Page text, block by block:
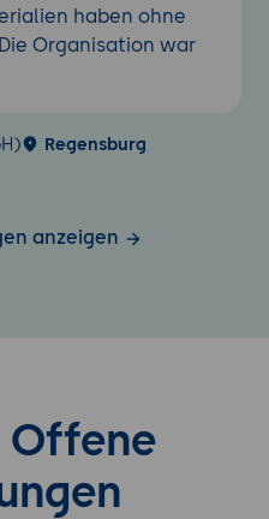
haben ohne
Organisation war
Regensburg
anzeigen
Offene